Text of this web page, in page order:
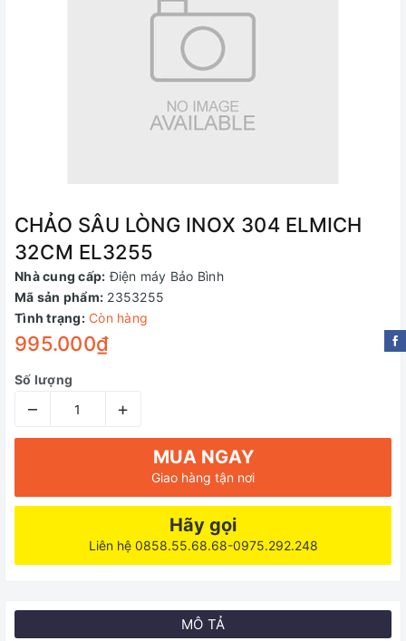
CHẢO SÂU LÒNG INOX 304 ELMICH
32CM EL3255
Nhà cung cấp: Điện máy Bảo Bình
Mã sản phẩm: 2353255
Tình trạng: Còn hàng
995.000₫
Số lượng
– +
MUA NGAY
Giao hàng tận nơi
Hãy gọi
Liên hệ 0858.55.68.68-0975.292.248
MÔ TẢ